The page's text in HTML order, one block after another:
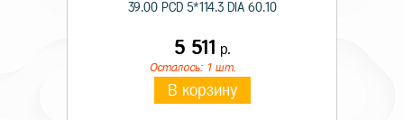
39.00 PCD 5*114.3 DIA 60.10
5 511 р.
Осталось: 1 шт.
В корзину